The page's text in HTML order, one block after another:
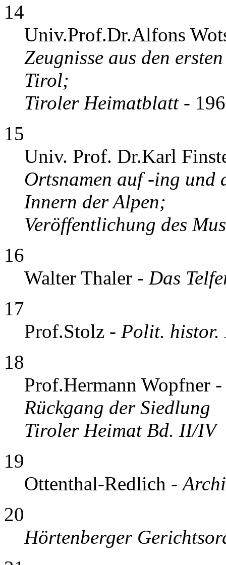
14
Univ.Prof.Dr.Alfons
Zeugnisse aus den
Tirol;
Tiroler Heimatblatt-
15
Univ. Prof. Dr.Karl
Ortsnamen auf -ing und
Innern der Alpen;
Veröffentlichung des
16
Walter Thaler - Das
17
Prof.Stolz - Polit. histor.
18
Prof.Hermann Wopfner
Rückgang der Siedlung
Tiroler Heimat Bd. II/IV
19
Ottenthal-Redlich -
20
Hörtenberger